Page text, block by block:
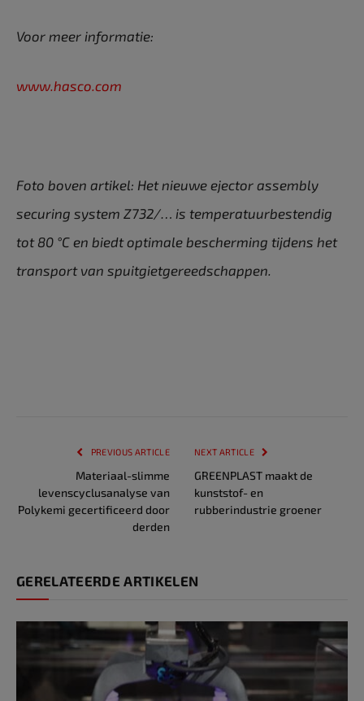
Voor meer informatie:
www.hasco.com
Foto boven artikel: Het nieuwe ejector assembly
securing system Z732/… is temperatuurbestendig
tot 80 °C en biedt optimale bescherming tijdens het
transport van spuitgietgereedschappen.
PREVIOUS ARTICLE
Materiaal-slimme
levenscyclusanalyse van
Polykemi gecertificeerd door
derden
NEXT ARTICLE
GREENPLAST maakt de
kunststof- en
rubberindustrie groener
GERELATEERDE ARTIKELEN